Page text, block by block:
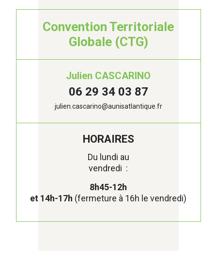
Convention Territoriale
Globale (CTG)
Julien CASCARINO
06 29 34 03 87
julien.cascarino@aunisatlantique.fr
HORAIRES
Du lundi au
vendredi :
8h45-12h
et 14h-17h (fermeture à 16h le vendredi)